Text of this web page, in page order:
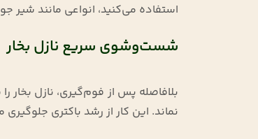
استفاده می‌کنید، انواعی مانند
شست‌وشوی سریع نازل بخار
بلافاصله پس از فوم‌گیری، نازل بخار
نماند. این کار از رشد باکتری